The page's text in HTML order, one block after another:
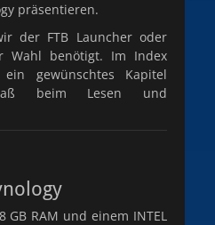
präsentieren.
der FTB Launcher oder
Wahl benötigt. Im Index
gewünschtes Kapitel
beim Lesen und
GB RAM und einem INTEL